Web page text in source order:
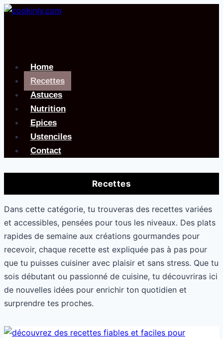
Aller
Home
Recettes
Astuces
Nutrition
Epices
Ustenciles
Contact
Recettes
Dans cette catégorie, tu trouveras des recettes variées
et accessibles, pensées pour tous les niveaux. Des plats
rapides de semaine aux créations gourmandes pour
recevoir, chaque recette est expliquée pas à pas pour
que tu puisses cuisiner avec plaisir et sans stress. Que tu
sois débutant ou passionné de cuisine, tu découvriras ici
de nouvelles idées pour enrichir ton quotidien et
surprendre tes proches.